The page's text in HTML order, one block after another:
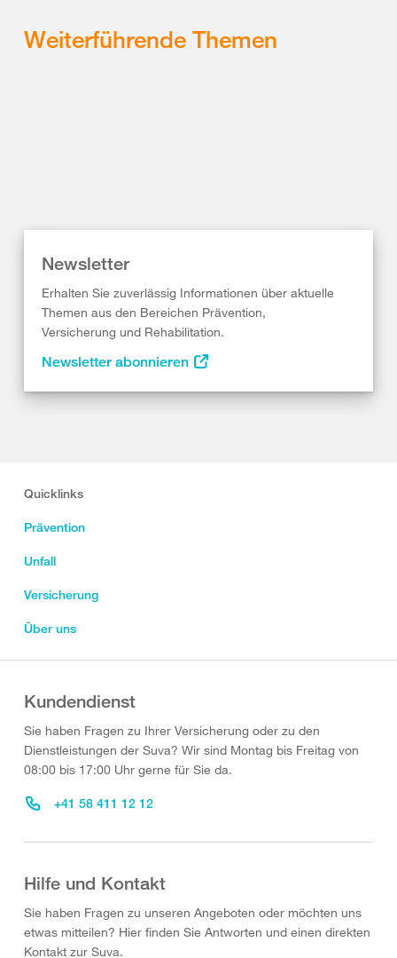
Weiterführende Themen
Newsletter
Erhalten Sie zuverlässig Informationen über aktuelle
Themen aus den Bereichen Prävention,
Versicherung und Rehabilitation.
Newsletter abonnieren
Quicklinks
Prävention
Unfall
Versicherung
Über uns
Kundendienst
Sie haben Fragen zu Ihrer Versicherung oder zu den
Dienstleistungen der Suva? Wir sind Montag bis Freitag von
08:00 bis 17:00 Uhr gerne für Sie da.
+41 58 411 12 12
Hilfe und Kontakt
Sie haben Fragen zu unseren Angeboten oder möchten uns
etwas mitteilen? Hier finden Sie Antworten und einen direkten
Kontakt zur Suva.